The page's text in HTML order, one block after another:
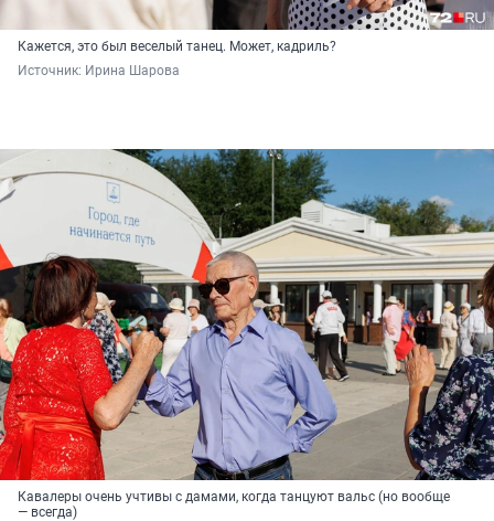
Кажется, это был веселый танец. Может, кадриль?
Источник: Ирина Шарова
Кавалеры очень учтивы с дамами, когда танцуют вальс (но вообще
— всегда)